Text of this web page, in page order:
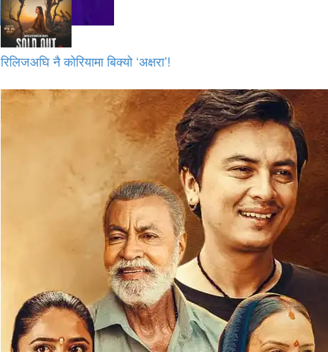
रिलिजअघि नै कोरियामा बिक्यो ‘अक्षरा’!